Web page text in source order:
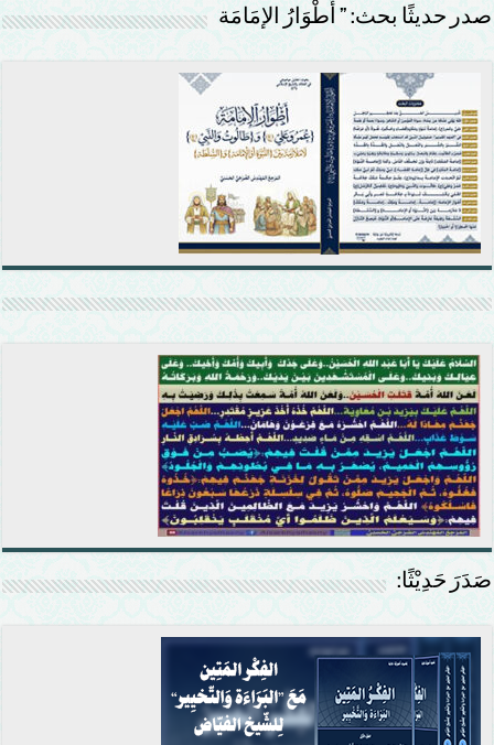
صدر حديثًا بحث: ” أَطْوَارُ الإمَامَة
صَدَرَ حَدِيْثًا: